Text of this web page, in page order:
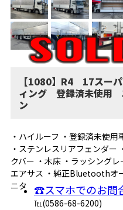
【1080】R4 17スー
ィング 登録済未使用
ン
・ハイルーフ ・登録済未使
・ステンレスリアフェンダー
クバー ・木床 ・ラッシング
エアサス ・純正Bluetoothオ
ニタ
☎スマホでのお問
℡(0586-68-6200)